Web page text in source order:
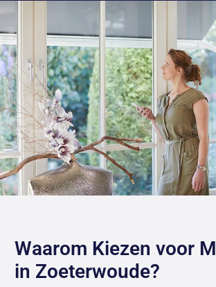
Waarom Kiezen voor
in Zoeterwoude?